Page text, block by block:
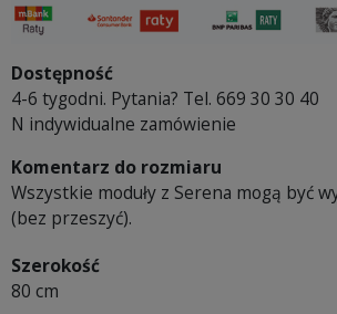
Dostępność
4-6 tygodni. Pytania? Tel. 669 30 30 40
N indywidualne zamówienie
Komentarz do rozmiaru
Wszystkie moduły z Serena mogą być
(bez przeszyć).
Szerokość
80 cm